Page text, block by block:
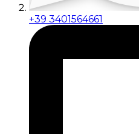
+39 3401564661